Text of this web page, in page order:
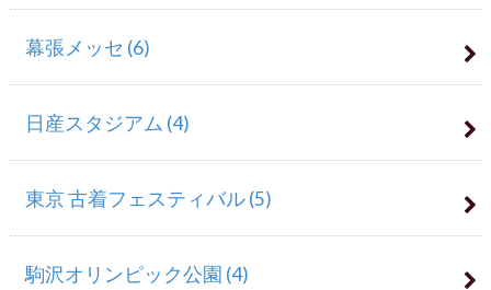
幕張メッセ (6)
日産スタジアム (4)
東京 古着フェスティバル(5)
駒沢オリンピック公園 (4)